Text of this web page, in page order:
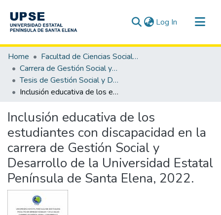
Log In (current)
Communities & Collections
All of DSpace
Statistics
Home
Facultad de Ciencias Sociales y de la Salud
Carrera de Gestión Social y Desarrollo
Tesis de Gestión Social y Desarrollo
Inclusión educativa de los estudiantes con discapacidad en la carrera de Gestión Social y Desarrollo de la Universidad Estatal Península de Santa Elena, 2022.
Inclusión educativa de los
estudiantes con discapacidad en la
carrera de Gestión Social y
Desarrollo de la Universidad Estatal
Península de Santa Elena, 2022.